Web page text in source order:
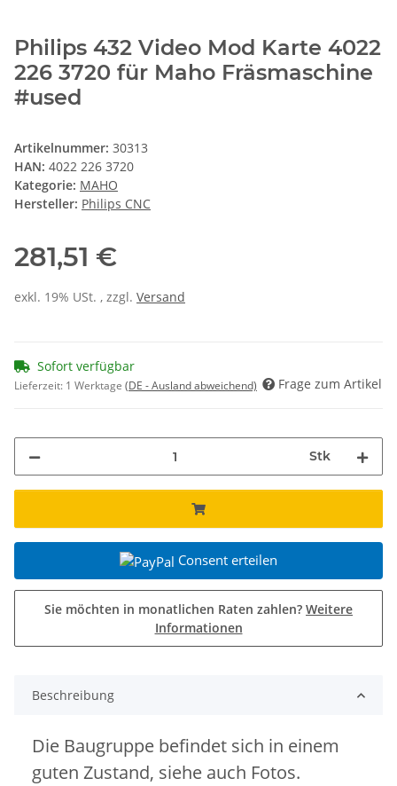
Philips 432 Video Mod Karte 4022
226 3720 für Maho Fräsmaschine
#used
Artikelnummer: 30313
HAN: 4022 226 3720
Kategorie: MAHO
Hersteller: Philips CNC
281,51 €
exkl. 19% USt. , zzgl. Versand
Sofort verfügbar
Lieferzeit: 1 Werktage (DE - Ausland abweichend) Frage zum Artikel
Stk
Consent erteilen
Sie möchten in monatlichen Raten zahlen? Weitere
Informationen
Beschreibung
Die Baugruppe befindet sich in einem
guten Zustand, siehe auch Fotos.